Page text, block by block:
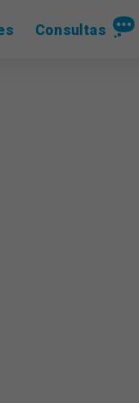
Consultas